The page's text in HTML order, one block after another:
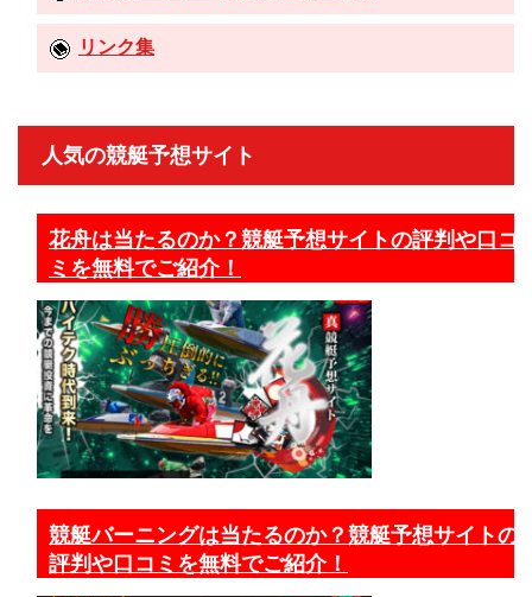
リンク集
人気の競艇予想サイト
花舟は当たるのか？競艇予想サイトの評判や口コ
ミを無料でご紹介！
競艇バーニングは当たるのか？競艇予想サイトの
評判や口コミを無料でご紹介！